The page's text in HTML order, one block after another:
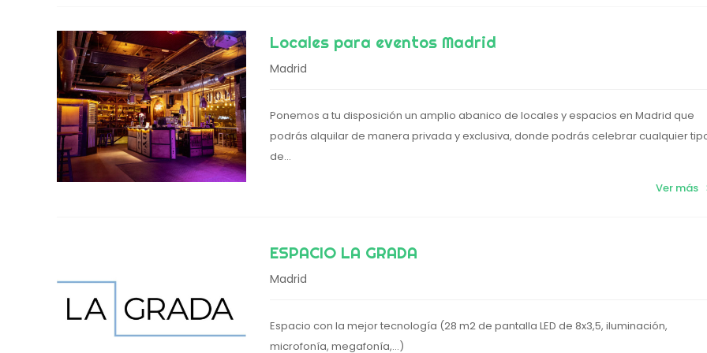
Locales para eventos Madrid
Madrid
Ponemos a tu disposición un amplio abanico de locales y espacios en Madrid que
podrás alquilar de manera privada y exclusiva, donde podrás celebrar cualquier
de...
Ver más
ESPACIO LA GRADA
Madrid
Espacio con la mejor tecnología (28 m2 de pantalla LED de 8x3,5, iluminación,
microfonía, megafonía,…)